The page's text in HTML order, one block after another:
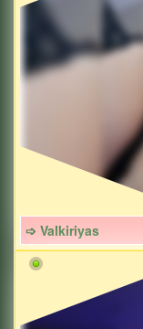
➩ Valkiriyas